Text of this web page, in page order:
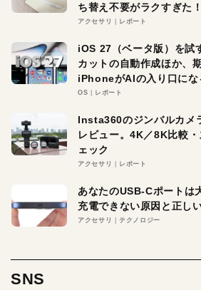
ち替え不要がラクすぎた！
アクセサリ レポート
iOS 27（ベータ版）を試
カットの自動作成ほか、
iPhoneがAIの入り口にな
OS レポート
Insta360のジンバルカ
レビュー。4K／8K比較
ェック
アクセサリ レポート
あなたのUSB-Cポートは
充電できない原因と正し
アクセサリ テクノロジー
SNS